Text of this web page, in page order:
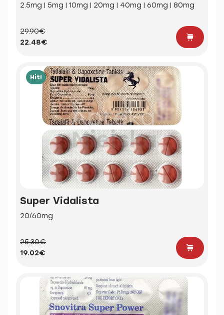
2.5mg | 5mg | 10mg | 20mg | 40mg | 60mg | 80mg
29.90€
22.48€
Hit!
Super Vidalista
20/60mg
25.30€
19.02€